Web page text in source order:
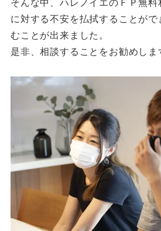
そんな中、ハレノイエのＦＰ無
に対する不安を払拭することがで
むことが出来ました。
是非、相談することをお勧めしま